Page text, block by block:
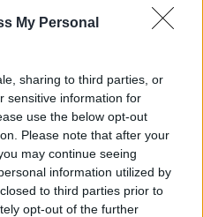
My Personal
sharing to third parties, or
sensitive information for
use the below opt-out
Please note that after your
may continue seeing
information utilized by
to third parties prior to
opt-out of the further
εκδώσει διεθνές
η διαδικασία